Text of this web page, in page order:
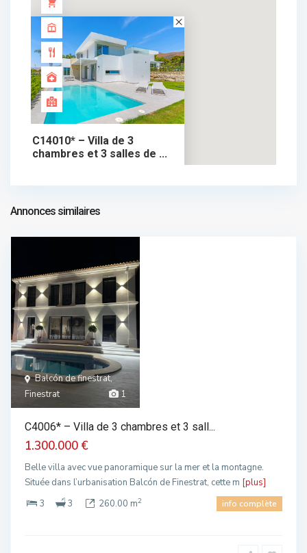
C14010* – Villa de 3
chambres et 3 salles de ...
885.000 €
Annonces similaires
1
Balcón de finestrat,
Finestrat
C4006* – Villa de 3 chambres et 3 sall...
1.300.000 €
Belle villa avec vue panoramique sur la mer et la montagne.
Située dans l’urbanisation Balcón de Finestrat, cette m [plus]
3
3 260.00 m2 info complète